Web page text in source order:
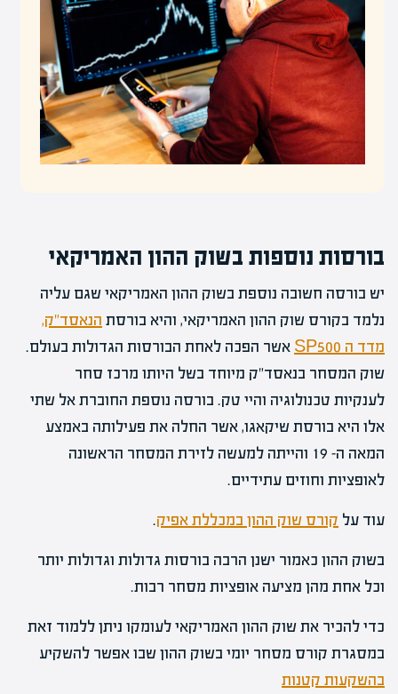
בורסות נוספות בשוק ההון האמריקאי
יש בורסה חשובה נוספת בשוק ההון האמריקאי שגם עליה
נלמד בקורס שוק ההון האמריקאי, והיא בורסת הנאסד"ק,
מדד ה SP500
אשר הפכה לאחת הבורסות הגדולות בעולם.
שוק המסחר בנאסד"ק מיוחד בשל היותו מרכז סחר
לענקיות טכנולוגיה והיי טק. בורסה נוספת החוברת אל שתי
אלו היא בורסת שיקאגו, אשר החלה את פעילותה באמצע
המאה ה- 19 והייתה למעשה לזירת המסחר הראשונה
לאופציות וחוזים עתידיים.
עוד על קורס שוק ההון במכללת אפיק.
בשוק ההון כאמור ישנן הרבה בורסות גדולות וגדולות יותר
וכל אחת מהן מציעה אופציות מסחר רבות.
כדי להכיר את שוק ההון האמריקאי לעומקו ניתן ללמוד זאת
במסגרת קורס מסחר יומי בשוק ההון שבו אפשר להשקיע
בהשקעות קטנות